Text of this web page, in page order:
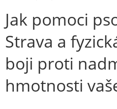
Jak pomoci
Strava a
boji proti
hmotnosti